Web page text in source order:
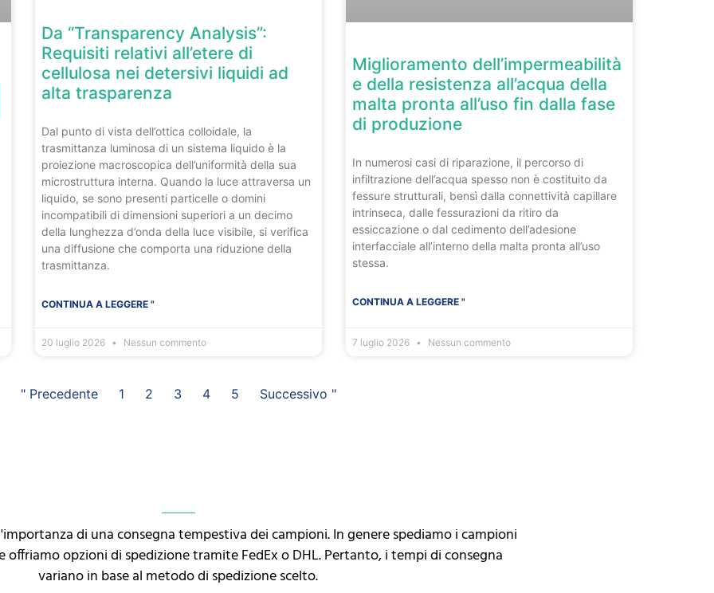
Da “Transparency Analysis”:
Requisiti relativi all’etere di
cellulosa nei detersivi liquidi ad
alta trasparenza
Dal punto di vista dell’ottica colloidale, la
trasmittanza luminosa di un sistema liquido è la
proiezione macroscopica dell’uniformità della sua
microstruttura interna. Quando la luce attraversa un
liquido, se sono presenti particelle o domini
incompatibili di dimensioni superiori a un decimo
della lunghezza d’onda della luce visibile, si verifica
una diffusione che comporta una riduzione della
trasmittanza.
CONTINUA A LEGGERE "
20 luglio 2026 Nessun commento
Miglioramento dell’impermeabilità
e della resistenza all’acqua della
malta pronta all’uso fin dalla fase
di produzione
In numerosi casi di riparazione, il percorso di
infiltrazione dell’acqua spesso non è costituito da
fessure strutturali, bensì dalla connettività capillare
intrinseca, dalle fessurazioni da ritiro da
essiccazione o dal cedimento dell’adesione
interfacciale all’interno della malta pronta all’uso
stessa.
CONTINUA A LEGGERE "
7 luglio 2026 Nessun commento
" Precedente 1 2 3 4 5 Successivo "
di una consegna tempestiva dei campioni. In genere spediamo i campioni
opzioni di spedizione tramite FedEx o DHL. Pertanto, i tempi di consegna
variano in base al metodo di spedizione scelto.